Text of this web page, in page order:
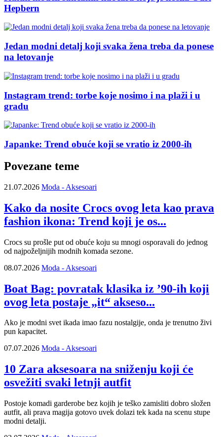
Hepbern
Jedan modni detalj koji svaka žena treba da ponese
na letovanje
Instagram trend: torbe koje nosimo i na plaži i u
gradu
Japanke: Trend obuće koji se vratio iz 2000-ih
Povezane teme
21.07.2026 Moda - Aksesoari
Kako da nosite Crocs ovog leta kao prava
fashion ikona: Trend koji je os...
Crocs su prošle put od obuće koju su mnogi osporavali do jednog
od najpoželjnijih modnih komada sezone.
08.07.2026 Moda - Aksesoari
Boat Bag: povratak klasika iz ’90-ih koji
ovog leta postaje „it“ akseso...
Ako je modni svet ikada imao fazu nostalgije, onda je trenutno živi
pun kapacitet.
07.07.2026 Moda - Aksesoari
10 Zara aksesoara na sniženju koji će
osvežiti svaki letnji autfit
Postoje komadi garderobe bez kojih je teško zamisliti dobro složen
autfit, ali prava magija gotovo uvek dolazi tek kada na scenu stupe
modni detalji.